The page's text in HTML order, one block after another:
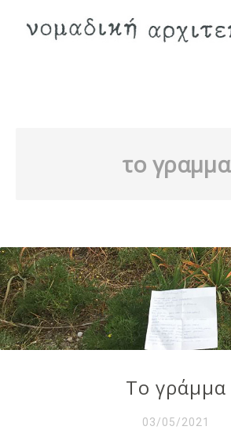
το γραμμα
Το γράμμα
03/05/2021